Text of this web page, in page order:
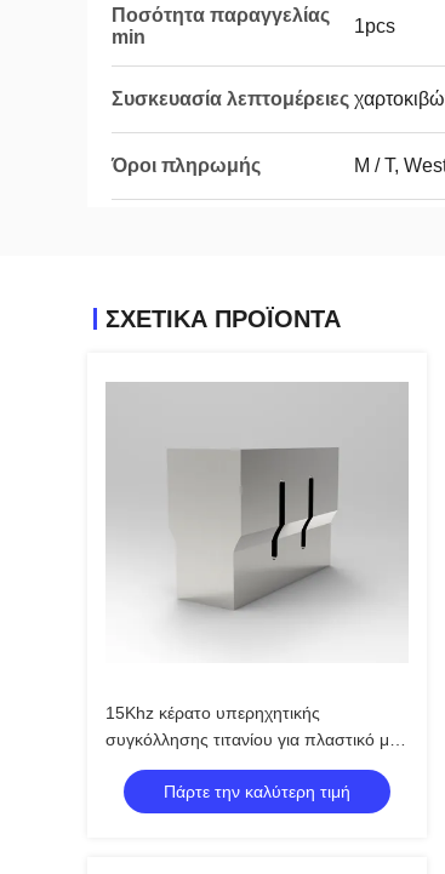
Ποσότητα παραγγελίας
min
1pcs
Συσκευασία λεπτομέρειες
Όροι πληρωμής Μ / Τ,
ΣΧΕΤΙΚΑ ΠΡΟΪΟΝΤΑ
15Khz κέρατο υπερηχητικής
συγκόλλησης τιτανίου για πλαστικό μη
υφανθε'ντα
Πάρτε την καλύτερη τιμή